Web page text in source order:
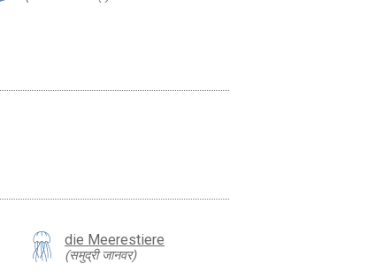
die Meerestiere
(समुद्री जानवर)